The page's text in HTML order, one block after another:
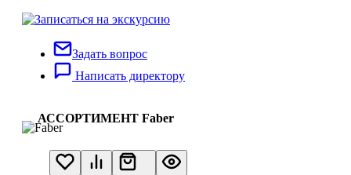
Задать вопрос
Написать директору
АССОРТИМЕНТ Faber